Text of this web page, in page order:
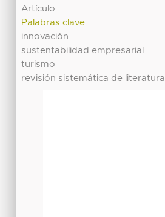
Artículo
Palabras clave
innovación
sustentabilidad empresarial
turismo
revisión sistemática de literatura